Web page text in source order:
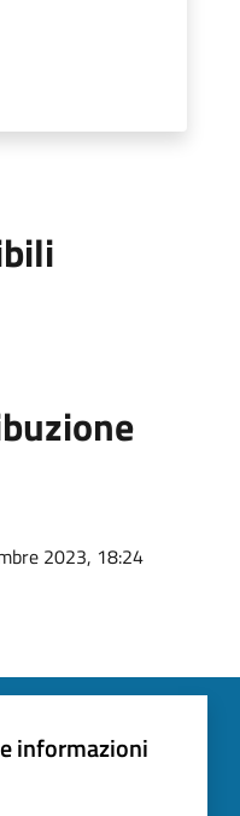
2023, 18:24
informazioni